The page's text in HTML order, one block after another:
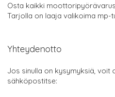
Osta kaikki
Tarjolla on laaja valikoima mp-
Yhteydenotto
Jos sinulla on kysymyksiä, voit
sähköpostitse: